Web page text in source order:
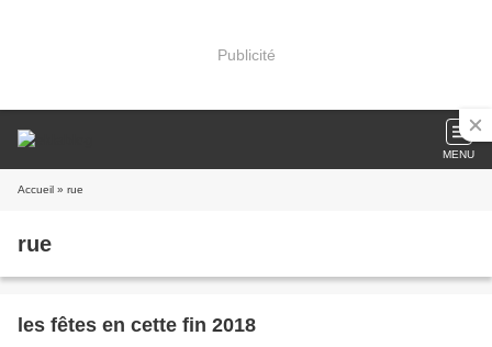
Publicité
MENU
Accueil » rue
rue
les fêtes en cette fin 2018